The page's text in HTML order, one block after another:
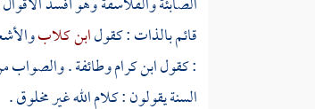
قائم بالذات : كقولابن كلاب
: كقولابن كراموطائفة . والصواب
السنةيقولون : كلام الله غير مخلوق .